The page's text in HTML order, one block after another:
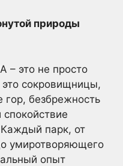
природы
– это не просто
сокровищницы,
гор, безбрежность
Каждый парк, от
умиротворяющего
опыт